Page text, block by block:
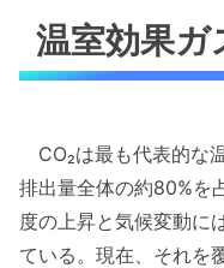
温室効果ガ
CO₂は最も代表的な
排出量全体の約80%を
度の上昇と気候変動に
ている。現在、それを